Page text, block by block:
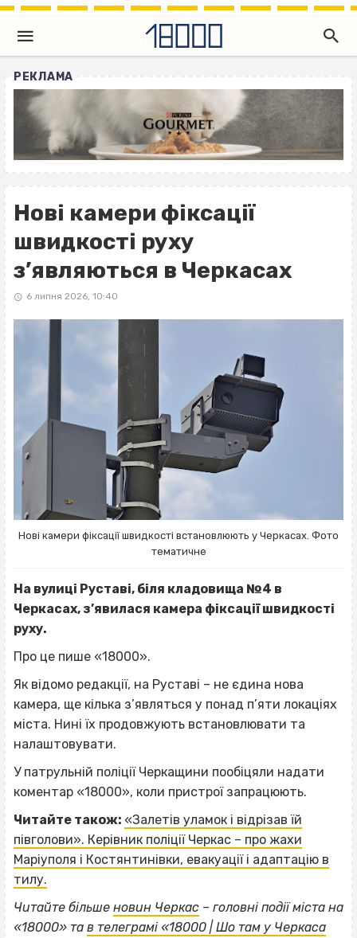
РЕКЛАМА
Нові камери фіксації
швидкості руху
з’являються в Черкасах
6 липня 2026, 10:40
Нові камери фіксації швидкості встановлюють у Черкасах. Фото
тематичне
На вулиці Руставі, біля кладовища №4 в
Черкасах, з’явилася камера фіксації швидкості
руху.
Про це пише «18000».
Як відомо редакції, на Руставі – не єдина нова
камера, ще кілька з’являться у понад п’яти локаціях
міста. Нині їх продовжують встановлювати та
налаштовувати.
У патрульній поліції Черкащини пообіцяли надати
коментар «18000», коли пристрої запрацюють.
Читайте також: «Залетів уламок і відрізав їй
півголови». Керівник поліції Черкас – про жахи
Маріуполя і Костянтинівки, евакуації і адаптацію в
тилу.
Читайте більше новин Черкас – головні події міста на
«18000» та в телеграмі «18000 | Шо там у Черкаса